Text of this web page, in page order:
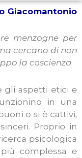
Giacomantonio
menzogne per
cercano di non
la coscienza
gli aspetti etici e
in una
o si è cattivi,
Proprio in
psicologica
complessa e